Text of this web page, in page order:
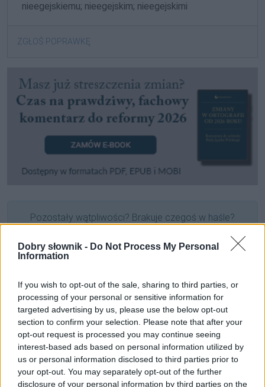
Dobry słownik - Do Not Process My Personal
Information
If you wish to opt-out of the sale, sharing to third parties, or
processing of your personal or sensitive information for
targeted advertising by us, please use the below opt-out
section to confirm your selection. Please note that after your
opt-out request is processed you may continue seeing
interest-based ads based on personal information utilized by
us or personal information disclosed to third parties prior to
your opt-out. You may separately opt-out of the further
disclosure of your personal information by third parties on the
nieegejskiemu; nieegejskim; nieegejskimi
ZGŁOŚ POPRAWKĘ
Pozostały wątpliwości? Brakuje czegoś w haśle?
Często sprawdzane
Gdy mówią o Ronaldzie
Pomoc przy aresztowaniu
zamieć śnieżna